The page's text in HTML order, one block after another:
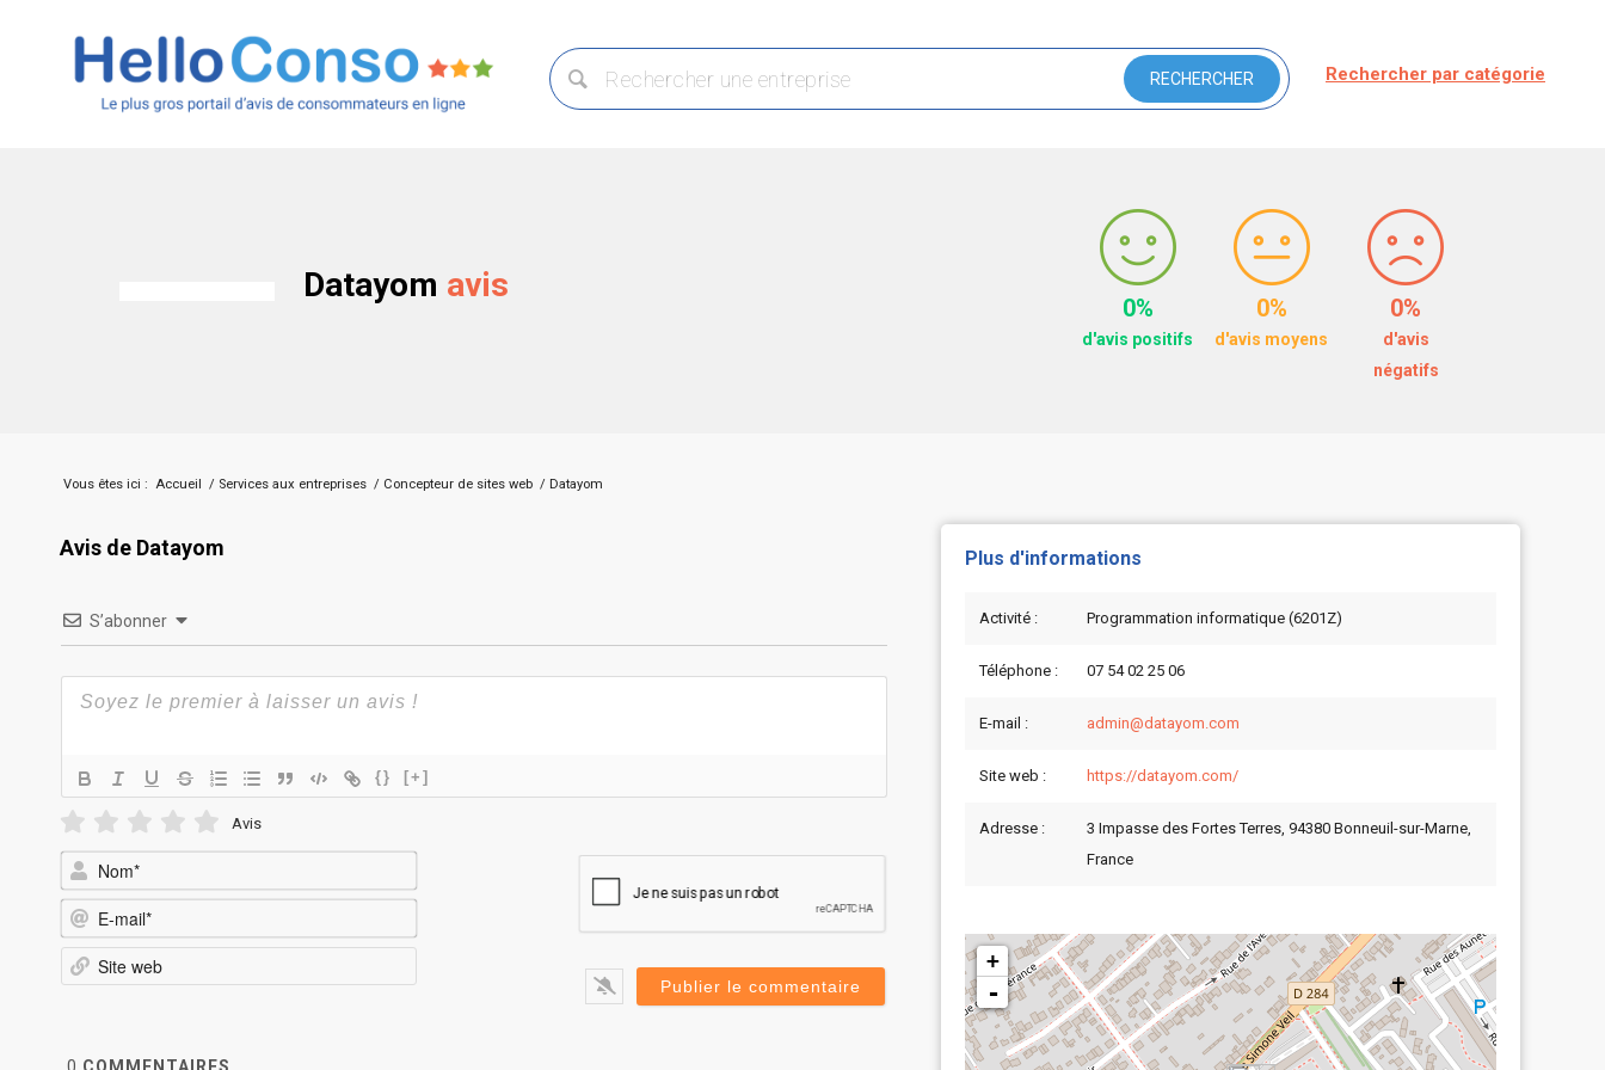
Rechercher par catégorie
Datayom avis
0%
d'avis positifs
0%
d'avis moyens
0%
d'avis
négatifs
Vous êtes ici : Accueil / Services aux entreprises / Concepteur de sites web / Datayom
Avis de Datayom
S’abonner
{} [+]
Avis
mail*
Plus d'informations
Activité : Programmation informatique (6201Z)
Téléphone : 07 54 02 25 06
E-mail : admin@datayom.com
Site web : https://datayom.com/
Adresse :
3 Impasse des Fortes Terres, 94380 Bonneuil-sur-Marne,
France
+
-